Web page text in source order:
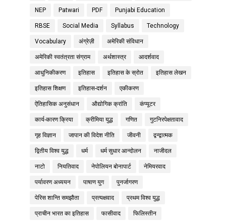
NEP Patwari PDF Punjabi Education
RBSE Social Media Syllabus Technology
Vocabulary अंग्रेज़ी अमेरिकी संविधान
अमेरिकी स्वतंत्रता संग्राम अर्थशास्त्र आदर्शवाद
आधुनिकीकरण इतिहास इतिहास के स्रोत इतिहास लेखन
इतिहास शिक्षण इतिहास-दर्शन एकीकरण
ऐतिहासिक अनुसंधान औद्योगिक क्रांति कंप्यूटर
कार्य-कारण क्रिया क्रीमिया युद्ध गणित गुटनिरपेक्षतावाद
गृह विज्ञान जापान की विदेश नीति जीवनी द्वन्द्वात्मक
द्वितीय विश्व युद्ध धर्म धर्म सुधार आन्दोलन नाजीदल
नाटो नियतिवाद नेपोलियन बोनापार्ट नेमियरवाद
पर्यावरण अध्ययन पाषाण युग पुनर्जागरण
पेरिस शान्ति समझौता प्रत्यक्षवाद प्रथम विश्व युद्ध
प्राचीन भारत का इतिहास फासीवाद फिलिस्तीन